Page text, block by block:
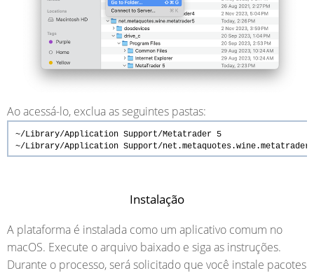
Ao acessá-lo, exclua as seguintes pastas:
~/Library/Application Support/Metatrader 5
~/Library/Application Support/net.metaquotes.wine.metatrader5
Instalação
A plataforma é instalada como um aplicativo comum no
macOS. Execute o arquivo baixado e siga as instruções.
Durante o processo, será solicitado que você instale pacotes